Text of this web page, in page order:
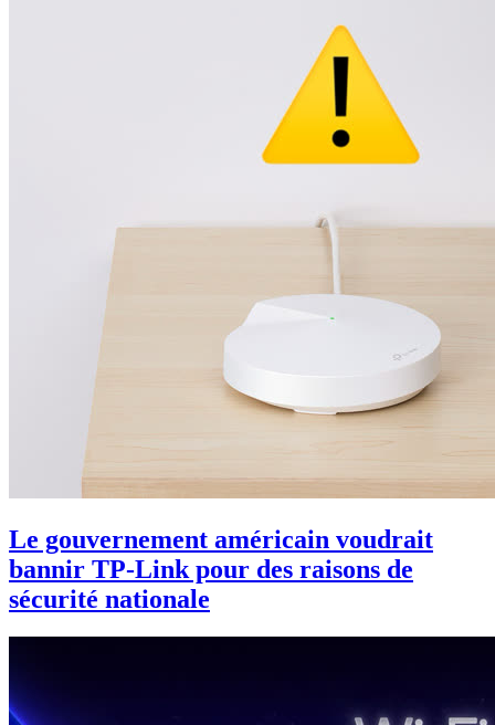
Le gouvernement américain voudrait
bannir TP-Link pour des raisons de
sécurité nationale